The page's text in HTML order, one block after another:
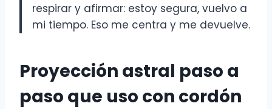
respirar y afirmar: estoy segura, vuelvo a
mi tiempo. Eso me centra y me devuelve.
Proyección astral paso a
paso que uso con cordón